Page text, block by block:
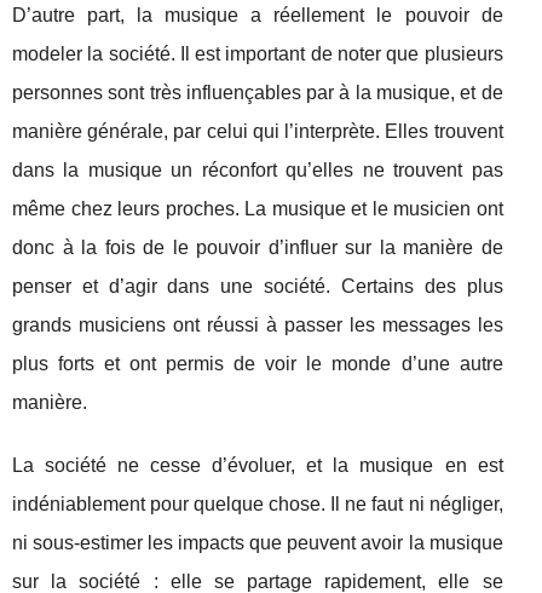
D’autre part, la musique a réellement le pouvoir de
modeler la société. Il est important de noter que plusieurs
personnes sont très influençables par à la musique, et de
manière générale, par celui qui l’interprète. Elles trouvent
dans la musique un réconfort qu’elles ne trouvent pas
même chez leurs proches. La musique et le musicien ont
donc à la fois de le pouvoir d’influer sur la manière de
penser et d’agir dans une société. Certains des plus
grands musiciens ont réussi à passer les messages les
plus forts et ont permis de voir le monde d’une autre
manière.
La société ne cesse d’évoluer, et la musique en est
indéniablement pour quelque chose. Il ne faut ni négliger,
ni sous-estimer les impacts que peuvent avoir la musique
sur la société : elle se partage rapidement, elle se